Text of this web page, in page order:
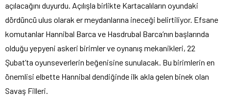
açılacağını duyurdu. Açılışla birlikte Kartacalıların oyundaki
dördüncü ulus olarak er meydanlarına ineceği belirtiliyor. Efsane
komutanlar Hannibal Barca ve Hasdrubal Barca’nın başlarında
olduğu yepyeni askeri birimler ve oynanış mekanikleri, 22
Şubat’ta oyunseverlerin beğenisine sunulacak. Bu birimlerin en
önemlisi elbette Hannibal dendiğinde ilk akla gelen binek olan
Savaş Filleri.